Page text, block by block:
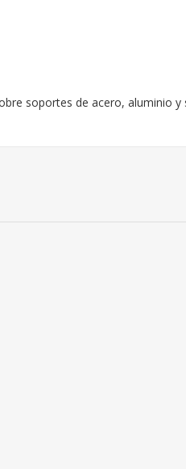
soportes de acero, aluminio y